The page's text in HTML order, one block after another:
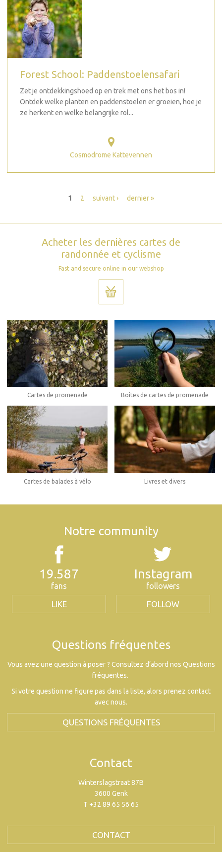
Forest School: Paddenstoelensafari
Zet je ontdekkingshoed op en trek met ons het bos in!
Ontdek welke planten en paddenstoelen er groeien, hoe je
ze herkent en welke belangrijke rol...
Cosmodrome Kattevennen
1 2 suivant › dernier »
Acheter les dernières cartes de
randonnée et cyclisme
Fast and secure online in our webshop
Cartes de promenade Boîtes de cartes de promenade
Cartes de balades à vélo Livres et divers
Notre community
19.587
fans
LIKE
Instagram
followers
FOLLOW
Questions fréquentes
Vous avez une question à poser ? Consultez d’abord nos Questions
fréquentes.
Si votre question ne figure pas dans la liste, alors prenez contact
avec nous.
QUESTIONS FRÉQUENTES
Contact
Winterslagstraat 87B
3600 Genk
T +32 89 65 56 65
CONTACT